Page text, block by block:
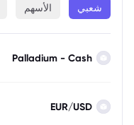
شعبي الأسهم
Palladium - Cash
EUR/USD